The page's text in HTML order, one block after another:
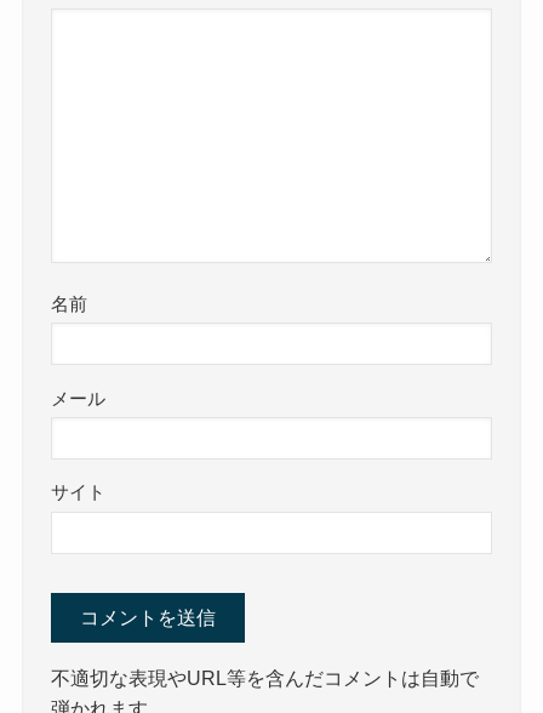
名前
メール
サイト
不適切な表現やURL等を含んだコメントは自動で
弾かれます